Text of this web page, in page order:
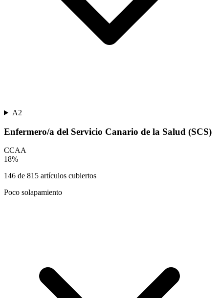
A2
Enfermero/a del Servicio Canario de la Salud (SCS)
CCAA
18%
146 de 815 artículos cubiertos
Poco solapamiento